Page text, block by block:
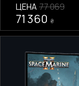
ЦЕНА 77 069
71 360 ₴